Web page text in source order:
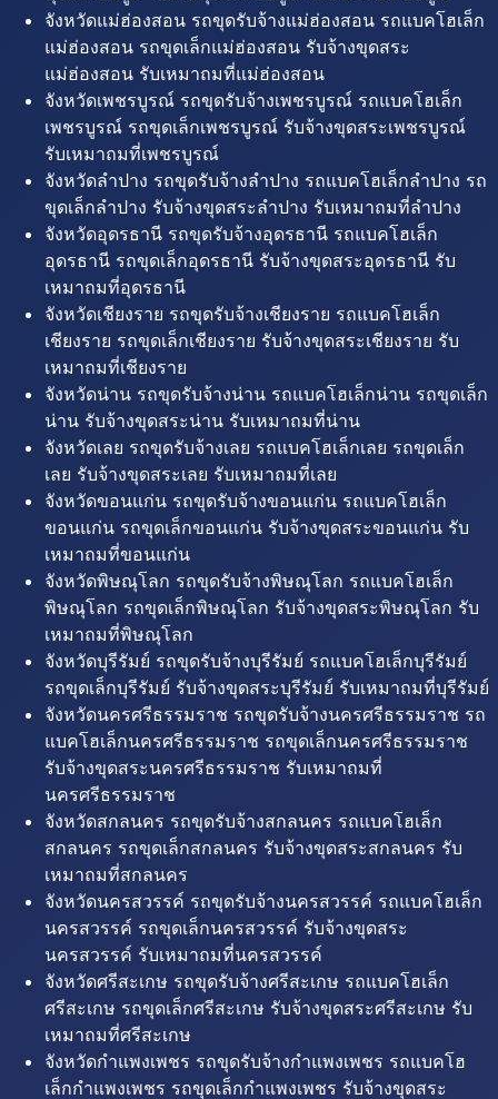
จังหวัดแม่ฮ่องสอน รถขุดรับจ้างแม่ฮ่องสอน รถแบคโฮเล็ก
แม่ฮ่องสอน รถขุดเล็กแม่ฮ่องสอน รับจ้างขุดสระ
แม่ฮ่องสอน รับเหมาถมที่แม่ฮ่องสอน
จังหวัดเพชรบูรณ์ รถขุดรับจ้างเพชรบูรณ์ รถแบคโฮเล็ก
เพชรบูรณ์ รถขุดเล็กเพชรบูรณ์ รับจ้างขุดสระเพชรบูรณ์
รับเหมาถมที่เพชรบูรณ์
จังหวัดลำปาง รถขุดรับจ้างลำปาง รถแบคโฮเล็กลำปาง รถ
ขุดเล็กลำปาง รับจ้างขุดสระลำปาง รับเหมาถมที่ลำปาง
จังหวัดอุดรธานี รถขุดรับจ้างอุดรธานี รถแบคโฮเล็ก
อุดรธานี รถขุดเล็กอุดรธานี รับจ้างขุดสระอุดรธานี รับ
เหมาถมที่อุดรธานี
จังหวัดเชียงราย รถขุดรับจ้างเชียงราย รถแบคโฮเล็ก
เชียงราย รถขุดเล็กเชียงราย รับจ้างขุดสระเชียงราย รับ
เหมาถมที่เชียงราย
จังหวัดน่าน รถขุดรับจ้างน่าน รถแบคโฮเล็กน่าน รถขุดเล็ก
น่าน รับจ้างขุดสระน่าน รับเหมาถมที่น่าน
จังหวัดเลย รถขุดรับจ้างเลย รถแบคโฮเล็กเลย รถขุดเล็ก
เลย รับจ้างขุดสระเลย รับเหมาถมที่เลย
จังหวัดขอนแก่น รถขุดรับจ้างขอนแก่น รถแบคโฮเล็ก
ขอนแก่น รถขุดเล็กขอนแก่น รับจ้างขุดสระขอนแก่น รับ
เหมาถมที่ขอนแก่น
จังหวัดพิษณุโลก รถขุดรับจ้างพิษณุโลก รถแบคโฮเล็ก
พิษณุโลก รถขุดเล็กพิษณุโลก รับจ้างขุดสระพิษณุโลก รับ
เหมาถมที่พิษณุโลก
จังหวัดบุรีรัมย์ รถขุดรับจ้างบุรีรัมย์ รถแบคโฮเล็กบุรีรัมย์
รถขุดเล็กบุรีรัมย์ รับจ้างขุดสระบุรีรัมย์ รับเหมาถมที่บุรีรัมย์
จังหวัดนครศรีธรรมราช รถขุดรับจ้างนครศรีธรรมราช รถ
แบคโฮเล็กนครศรีธรรมราช รถขุดเล็กนครศรีธรรมราช
รับจ้างขุดสระนครศรีธรรมราช รับเหมาถมที่
นครศรีธรรมราช
จังหวัดสกลนคร รถขุดรับจ้างสกลนคร รถแบคโฮเล็ก
สกลนคร รถขุดเล็กสกลนคร รับจ้างขุดสระสกลนคร รับ
เหมาถมที่สกลนคร
จังหวัดนครสวรรค์ รถขุดรับจ้างนครสวรรค์ รถแบคโฮเล็ก
นครสวรรค์ รถขุดเล็กนครสวรรค์ รับจ้างขุดสระ
นครสวรรค์ รับเหมาถมที่นครสวรรค์
จังหวัดศรีสะเกษ รถขุดรับจ้างศรีสะเกษ รถแบคโฮเล็ก
ศรีสะเกษ รถขุดเล็กศรีสะเกษ รับจ้างขุดสระศรีสะเกษ รับ
เหมาถมที่ศรีสะเกษ
จังหวัดกำแพงเพชร รถขุดรับจ้างกำแพงเพชร รถแบคโฮ
เล็กกำแพงเพชร รถขุดเล็กกำแพงเพชร รับจ้างขุดสระ